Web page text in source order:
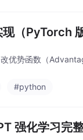
现（PyTorch
优势函数（
#python
强化学习